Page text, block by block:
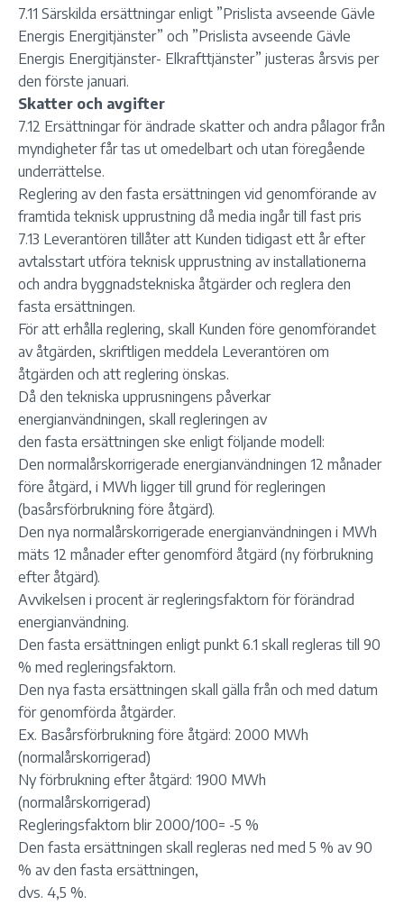
7.11 Särskilda ersättningar enligt ”Prislista avseende Gävle
Energis Energitjänster” och ”Prislista avseende Gävle
Energis Energitjänster- Elkrafttjänster” justeras årsvis per
den förste januari.
Skatter och avgifter
7.12 Ersättningar för ändrade skatter och andra pålagor från
myndigheter får tas ut omedelbart och utan föregående
underrättelse.
Reglering av den fasta ersättningen vid genomförande av
framtida teknisk upprustning då media ingår till fast pris
7.13 Leverantören tillåter att Kunden tidigast ett år efter
avtalsstart utföra teknisk upprustning av installationerna
och andra byggnadstekniska åtgärder och reglera den
fasta ersättningen.
För att erhålla reglering, skall Kunden före genomförandet
av åtgärden, skriftligen meddela Leverantören om
åtgärden och att reglering önskas.
Då den tekniska upprusningens påverkar
energianvändningen, skall regleringen av
den fasta ersättningen ske enligt följande modell:
Den normalårskorrigerade energianvändningen 12 månader
före åtgärd, i MWh ligger till grund för regleringen
(basårsförbrukning före åtgärd).
Den nya normalårskorrigerade energianvändningen i MWh
mäts 12 månader efter genomförd åtgärd (ny förbrukning
efter åtgärd).
Avvikelsen i procent är regleringsfaktorn för förändrad
energianvändning.
Den fasta ersättningen enligt punkt 6.1 skall regleras till 90
% med regleringsfaktorn.
Den nya fasta ersättningen skall gälla från och med datum
för genomförda åtgärder.
Ex. Basårsförbrukning före åtgärd: 2000 MWh
(normalårskorrigerad)
Ny förbrukning efter åtgärd: 1900 MWh
(normalårskorrigerad)
Regleringsfaktorn blir 2000/100= -5 %
Den fasta ersättningen skall regleras ned med 5 % av 90
% av den fasta ersättningen,
dvs. 4,5 %.